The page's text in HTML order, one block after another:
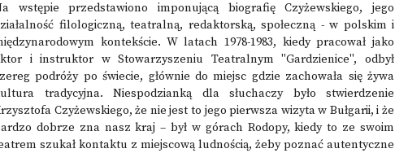
wstępie przedstawiono imponującą biografię Czyżewskiego, jego
filologiczną, teatralną, redaktorską, społeczną - w polskim i
kontekście. W latach 1978-1983, kiedy pracował jako
i instruktor w Stowarzyszeniu Teatralnym "Gardzienice", odbył
podróży po świecie, głównie do miejsc gdzie zachowała się żywa
tradycyjna. Niespodzianką dla słuchaczy było stwierdzenie
Czyżewskiego, że nie jest to jego pierwsza wizyta w Bułgarii, i że
dobrze zna nasz kraj – był w górach Rodopy, kiedy to ze swoim
szukał kontaktu z miejscową ludnością, żeby poznać autentyczne